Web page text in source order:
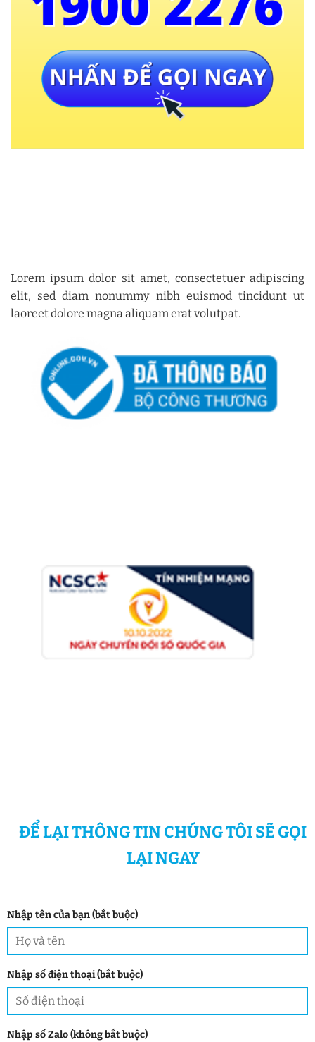
Lorem ipsum dolor sit amet, consectetuer adipiscing
elit, sed diam nonummy nibh euismod tincidunt ut
laoreet dolore magna aliquam erat volutpat.
ĐỂ LẠI THÔNG TIN CHÚNG TÔI SẼ GỌI
LẠI NGAY
Nhập tên của bạn (bắt buộc)
Nhập số điện thoại (bắt buộc)
Nhập số Zalo (không bắt buộc)